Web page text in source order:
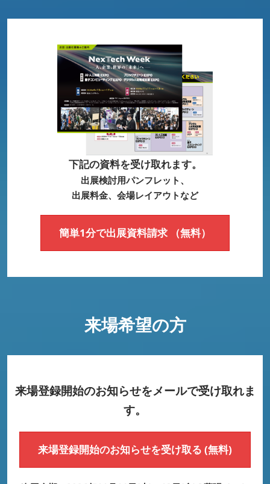
下記の資料を受け取れます。
出展検討用パンフレット、
出展料金、会場レイアウトなど
簡単1分で出展資料請求 （無料）
来場希望の方
来場登録開始のお知らせをメールで受け取れま
す。
来場登録開始のお知らせを受け取る (無料)